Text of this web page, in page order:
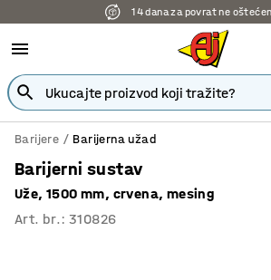
14 dana za povrat ne
Barijere Barijerna užad
Barijerni sustav
Uže, 1500 mm, crvena, mesing
Art. br.:310826